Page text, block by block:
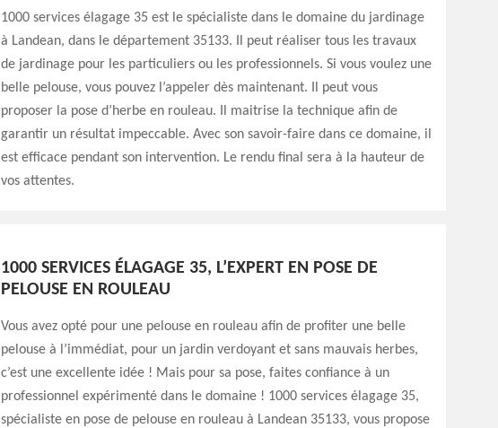
1000 services élagage 35 est le spécialiste dans le domaine du jardinage
à Landean, dans le département 35133. Il peut réaliser tous les travaux
de jardinage pour les particuliers ou les professionnels. Si vous voulez une
belle pelouse, vous pouvez l’appeler dès maintenant. Il peut vous
proposer la pose d’herbe en rouleau. Il maitrise la technique afin de
garantir un résultat impeccable. Avec son savoir-faire dans ce domaine, il
est efficace pendant son intervention. Le rendu final sera à la hauteur de
vos attentes.
1000 SERVICES ÉLAGAGE 35, L’EXPERT EN POSE DE
PELOUSE EN ROULEAU
Vous avez opté pour une pelouse en rouleau afin de profiter une belle
pelouse à l’immédiat, pour un jardin verdoyant et sans mauvais herbes,
c’est une excellente idée ! Mais pour sa pose, faites confiance à un
professionnel expérimenté dans le domaine ! 1000 services élagage 35,
spécialiste en pose de pelouse en rouleau à Landean 35133, vous propose